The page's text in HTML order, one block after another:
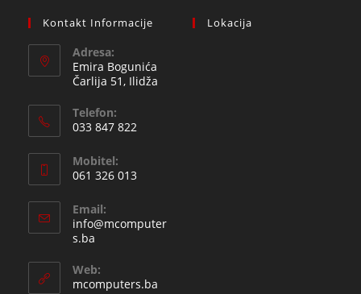
Kontakt Informacije
Adresa:
Emira Bogunića
Čarlija 51, Ilidža
Telefon:
033 847 822
in
your
application
Mobitel:
061 326 013
in
your
Email:
info@mcomputer
s.ba
your
application
Web:
mcomputers.ba
Lokacija